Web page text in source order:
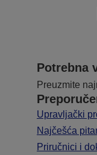
Potrebna
Preuzmite
Upravljački
Najčešća
Priručnici i